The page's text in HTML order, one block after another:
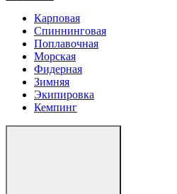
Карповая
Спиннинговая
Поплавочная
Морская
Фидерная
Зимняя
Экипировка
Кемпинг